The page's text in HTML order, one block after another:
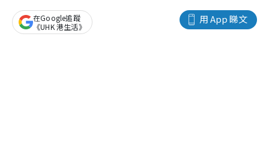
用 App 睇文
在Google追蹤
《UHK 港生活》